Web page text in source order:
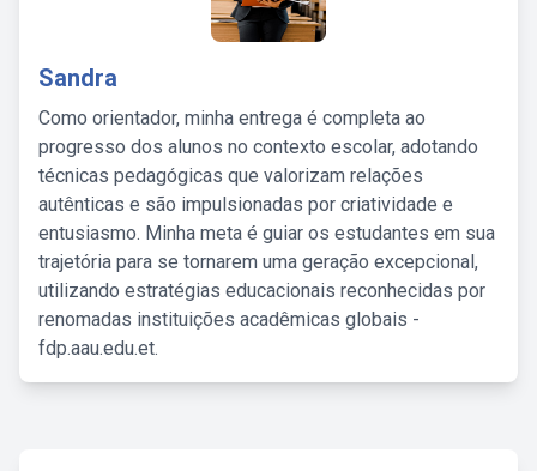
Sandra
Como orientador, minha entrega é completa ao
progresso dos alunos no contexto escolar, adotando
técnicas pedagógicas que valorizam relações
autênticas e são impulsionadas por criatividade e
entusiasmo. Minha meta é guiar os estudantes em sua
trajetória para se tornarem uma geração excepcional,
utilizando estratégias educacionais reconhecidas por
renomadas instituições acadêmicas globais -
fdp.aau.edu.et.